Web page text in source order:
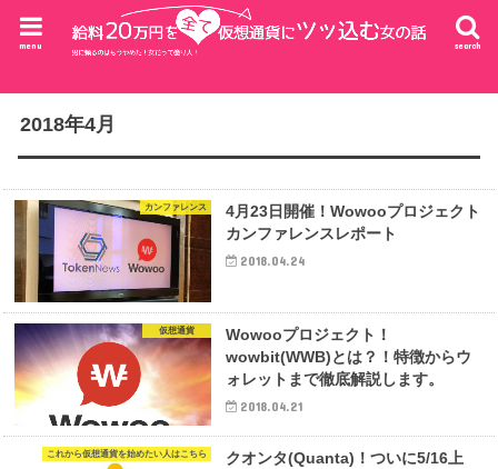
search
menu
2018年4月
カンファレンス
4月23日開催！Wowooプロジェクト
カンファレンスレポート
2018.04.24
仮想通貨
Wowooプロジェクト！
wowbit(WWB)とは？！特徴からウ
ォレットまで徹底解説します。
2018.04.21
これから仮想通貨を始めたい人はこちら
クオンタ(Quanta)！ついに5/16上